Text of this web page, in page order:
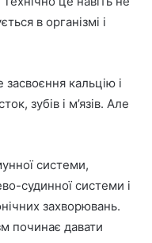
в організмі і
кальцію і
зубів і м’язів. Але
системи,
судинної системи і
захворювань.
починає давати